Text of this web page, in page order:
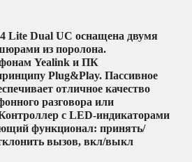
Lite Dual UC оснащена двумя
из поролона.
Yealink и ПК
Plug&Play. Пассивное
отличное качество
разговора или
с LED-индикаторами
функционал: принять/
вызов, вкл/выкл